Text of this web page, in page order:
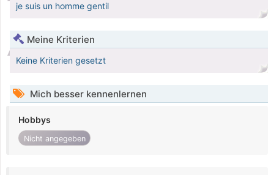
je suis un homme gentil
Meine Kriterien
Keine Kriterien gesetzt
Mich besser kennenlernen
Hobbys
Nicht angegeben